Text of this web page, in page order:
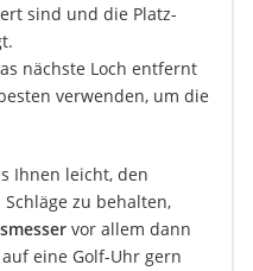
sind und die Platz-
nächste Loch entfernt
verwenden, um die
Ihnen leicht, den
zu behalten,
vor allem dann
eine Golf-Uhr gern